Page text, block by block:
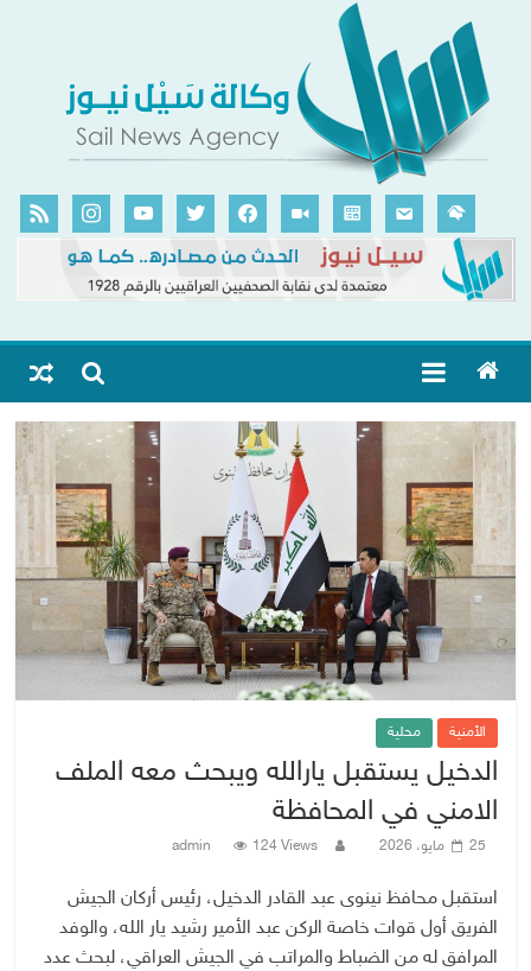
الأمنية محلية
الدخيل يستقبل يارالله ويبحث معه الملف
الامني في المحافظة
25 مايو، 2026 admin 124 Views
استقبل محافظ نينوى عبد القادر الدخيل، رئيس أركان الجيش
الفريق أول قوات خاصة الركن عبد الأمير رشيد يار الله، والوفد
المرافق له من الضباط والمراتب في الجيش العراقي، لبحث عدد